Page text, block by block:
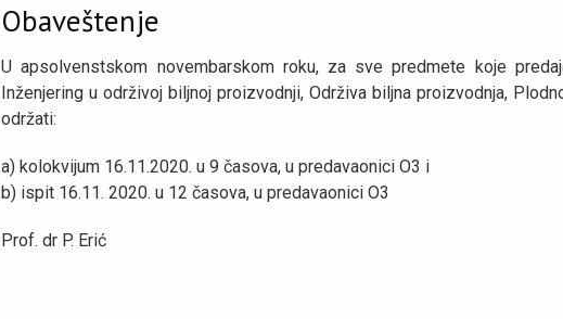
Obaveštenje
U apsolvenstskom novembarskom roku, za sve predmete koje
Inženjering u održivoj biljnoj proizvodnji, Održiva biljna proizvodnja,
održati:
a) kolokvijum 16.11.2020. u 9 časova, u predavaonici O3 i
b) ispit 16.11. 2020. u 12 časova, u predavaonici O3
Prof. dr P. Erić